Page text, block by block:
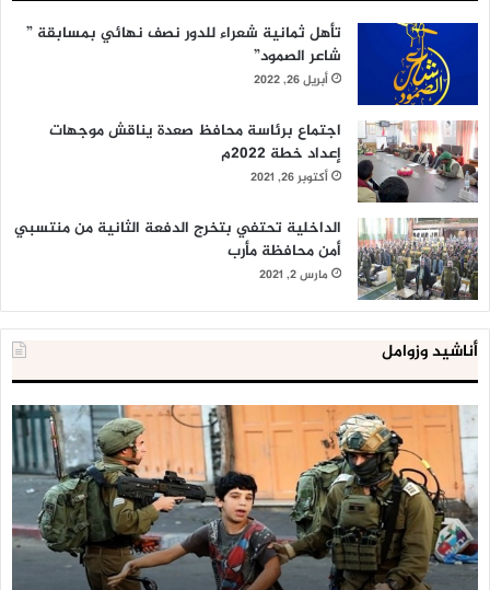
تأهل ثمانية شعراء للدور نصف نهائي بمسابقة ”
شاعر الصمود”
أبريل 26, 2022
اجتماع برئاسة محافظ صعدة يناقش موجهات
إعداد خطة 2022م
أكتوبر 26, 2021
الداخلية تحتفي بتخرج الدفعة الثانية من منتسبي
أمن محافظة مأرب
مارس 2, 2021
أناشيد وزوامل
العدو
الإسرائيلي
اعتقل
543
طفلا
فلسطينيا
خلال
2020